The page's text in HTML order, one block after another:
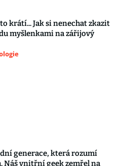
krátí... Jak si nenechat zkazit
myšlenkami na zářijový
generace, která rozumí
Náš vnitřní geek zemřel na